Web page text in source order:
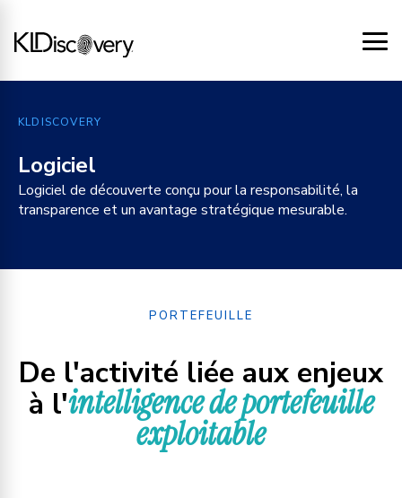
KLDISCOVERY
Logiciel
Logiciel de découverte conçu pour la responsabilité, la
transparence et un avantage stratégique mesurable.
PORTEFEUILLE
De l'activité liée aux enjeux
à l'intelligence de portefeuille
exploitable